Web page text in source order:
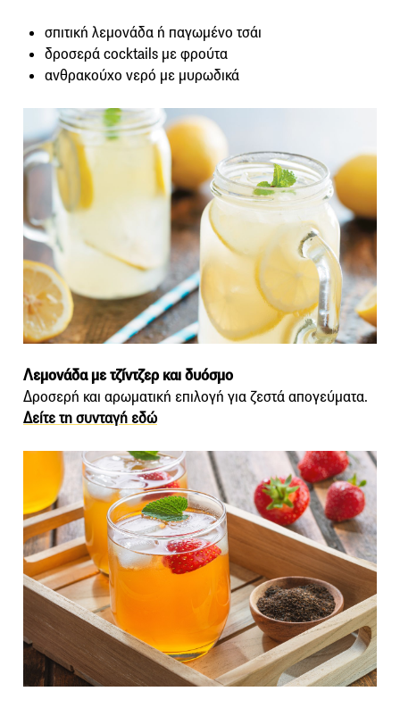
σπιτική λεμονάδα ή παγωμένο τσάι
δροσερά cocktails με φρούτα
ανθρακούχο νερό με μυρωδικά
Λεμονάδα με τζίντζερ και δυόσμο
Δροσερή και αρωματική επιλογή για ζεστά απογεύματα.
Δείτε τη συνταγή εδώ